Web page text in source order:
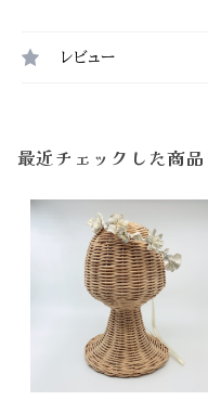
レビュー
最近チェックした商品